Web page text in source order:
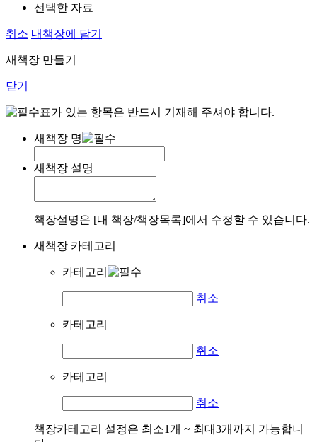
선택한 자료
취소 내책장에 담기
새책장 만들기
닫기
표가 있는 항목은 반드시 기재해 주셔야 합니다.
새책장 명
새책장 설명
책장설명은 [내 책장/책장목록]에서 수정할 수 있습니다.
새책장 카테고리
카테고리
취소
카테고리
취소
카테고리
취소
책장카테고리 설정은 최소1개 ~ 최대3개까지 가능합니